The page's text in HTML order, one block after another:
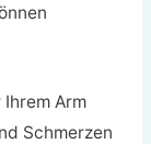
Arm
Schmerzen